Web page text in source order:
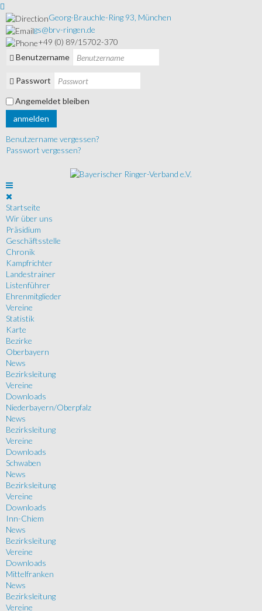
Georg-Brauchle-Ring 93, München
gs@brv-ringen.de
+49 (0) 89/15702-370
Benutzername
Passwort
Angemeldet bleiben
anmelden
Benutzername vergessen?
Passwort vergessen?
Startseite
Wir über uns
Präsidium
Geschäftsstelle
Chronik
Kampfrichter
Landestrainer
Listenführer
Ehrenmitglieder
Vereine
Statistik
Karte
Bezirke
Oberbayern
News
Bezirksleitung
Vereine
Downloads
Niederbayern/Oberpfalz
News
Bezirksleitung
Vereine
Downloads
Schwaben
News
Bezirksleitung
Vereine
Downloads
Inn-Chiem
News
Bezirksleitung
Vereine
Downloads
Mittelfranken
News
Bezirksleitung
Vereine